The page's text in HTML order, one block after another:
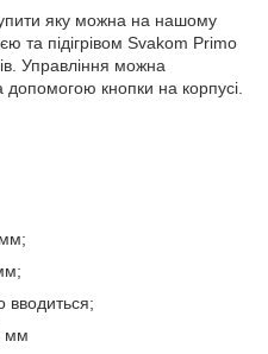
яку можна на нашому
та підігрівом Svakom Primo
Управління можна
допомогою кнопки на корпусі.
мм